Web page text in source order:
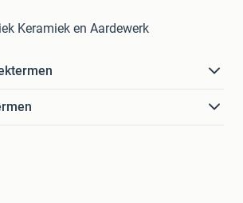
Keramiek en Aardewerk